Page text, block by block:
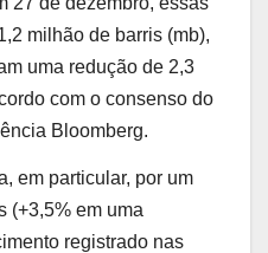
milhão de barris (mb),
uma redução de 2,3
com o consenso do
Bloomberg.
em particular, por um
(+3,5% em uma
registrado nas